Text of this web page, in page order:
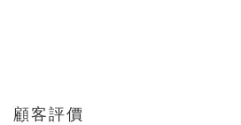
顧客評價